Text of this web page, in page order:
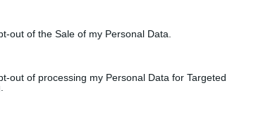
out of the Sale of my Personal Data.
out of processing my Personal Data for Targeted